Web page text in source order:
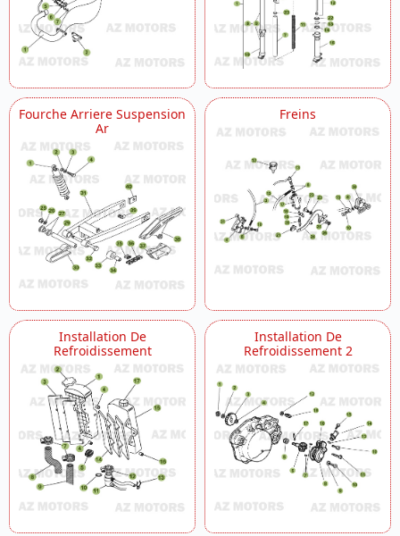
Fourche Arriere Suspension
Ar
Freins
Installation De
Refroidissement
Installation De
Refroidissement 2